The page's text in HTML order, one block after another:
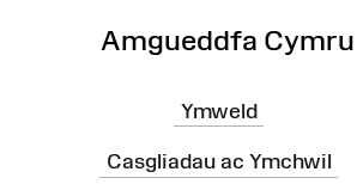
Amgueddfa Cymru
Ymweld
Casgliadau ac Ymchwil